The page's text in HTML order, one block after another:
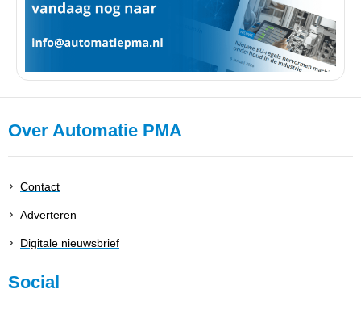
Over Automatie PMA
Contact
Adverteren
Digitale nieuwsbrief
Social